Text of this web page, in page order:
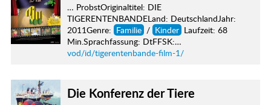
… ProbstOriginaltitel: DIE
TIGERENTENBANDELand: DeutschlandJahr:
2011Genre: Familie / Kinder Laufzeit: 68
Min.Sprachfassung: DtFFSK:…
vod/id/tigerentenbande-film-1/
Die Konferenz der Tiere